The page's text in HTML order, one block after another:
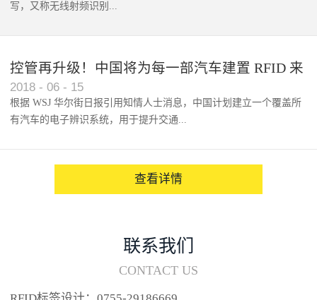
写，又称无线射频识别...
控管再升级！中国将为每一部汽车建置 RFID 来
架构辨识系统
2018 - 06 - 15
根据 WSJ 华尔街日报引用知情人士消息，中国计划建立一个覆盖所
有汽车的电子辨识系统，用于提升交通...
查看详情
联系我们
CONTACT US